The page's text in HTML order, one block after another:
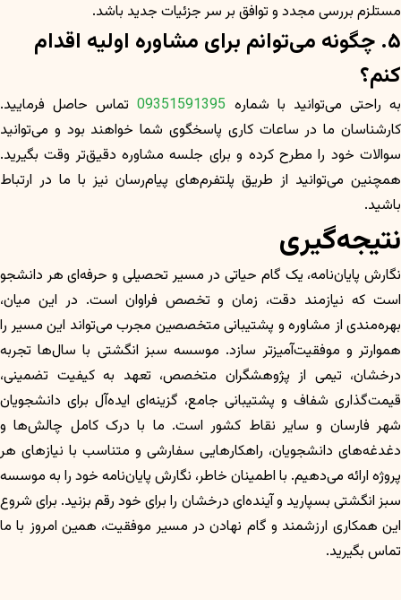
مستلزم بررسی مجدد و توافق بر سر جزئیات جدید باشد.
۵. چگونه می‌توانم برای مشاوره اولیه اقدام
کنم؟
به راحتی می‌توانید با شماره 09351591395تماس حاصل فرمایید.
کارشناسان ما در ساعات کاری پاسخگوی شما خواهند بود و می‌توانید
سوالات خود را مطرح کرده و برای جلسه مشاوره دقیق‌تر وقت بگیرید.
همچنین می‌توانید از طریق پلتفرم‌های پیام‌رسان نیز با ما در ارتباط
باشید.
نتیجه‌گیری
نگارش پایان‌نامه، یک گام حیاتی در مسیر تحصیلی و حرفه‌ای هر دانشجو
است که نیازمند دقت، زمان و تخصص فراوان است. در این میان،
بهره‌مندی از مشاوره و پشتیبانی متخصصین مجرب می‌تواند این مسیر را
هموارتر و موفقیت‌آمیزتر سازد. موسسه سبز انگشتی با سال‌ها تجربه
درخشان، تیمی از پژوهشگران متخصص، تعهد به کیفیت تضمینی،
قیمت‌گذاری شفاف و پشتیبانی جامع، گزینه‌ای ایده‌آل برای دانشجویان
شهر فارسان و سایر نقاط کشور است. ما با درک کامل چالش‌ها و
دغدغه‌های دانشجویان، راهکارهایی سفارشی و متناسب با نیازهای هر
پروژه ارائه می‌دهیم. با اطمینان خاطر، نگارش پایان‌نامه خود را به موسسه
سبز انگشتی بسپارید و آینده‌ای درخشان را برای خود رقم بزنید. برای شروع
این همکاری ارزشمند و گام نهادن در مسیر موفقیت، همین امروز با ما
تماس بگیرید.